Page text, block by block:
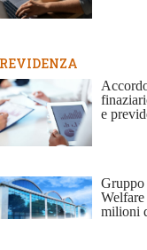
e
Gruppo
milioni